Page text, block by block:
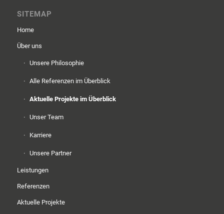
SITEMAP
Home
Über uns
Unsere Philosophie
Alle Referenzen im Überblick
Aktuelle Projekte im Überblick
Unser Team
Karriere
Unsere Partner
Leistungen
Referenzen
Aktuelle Projekte